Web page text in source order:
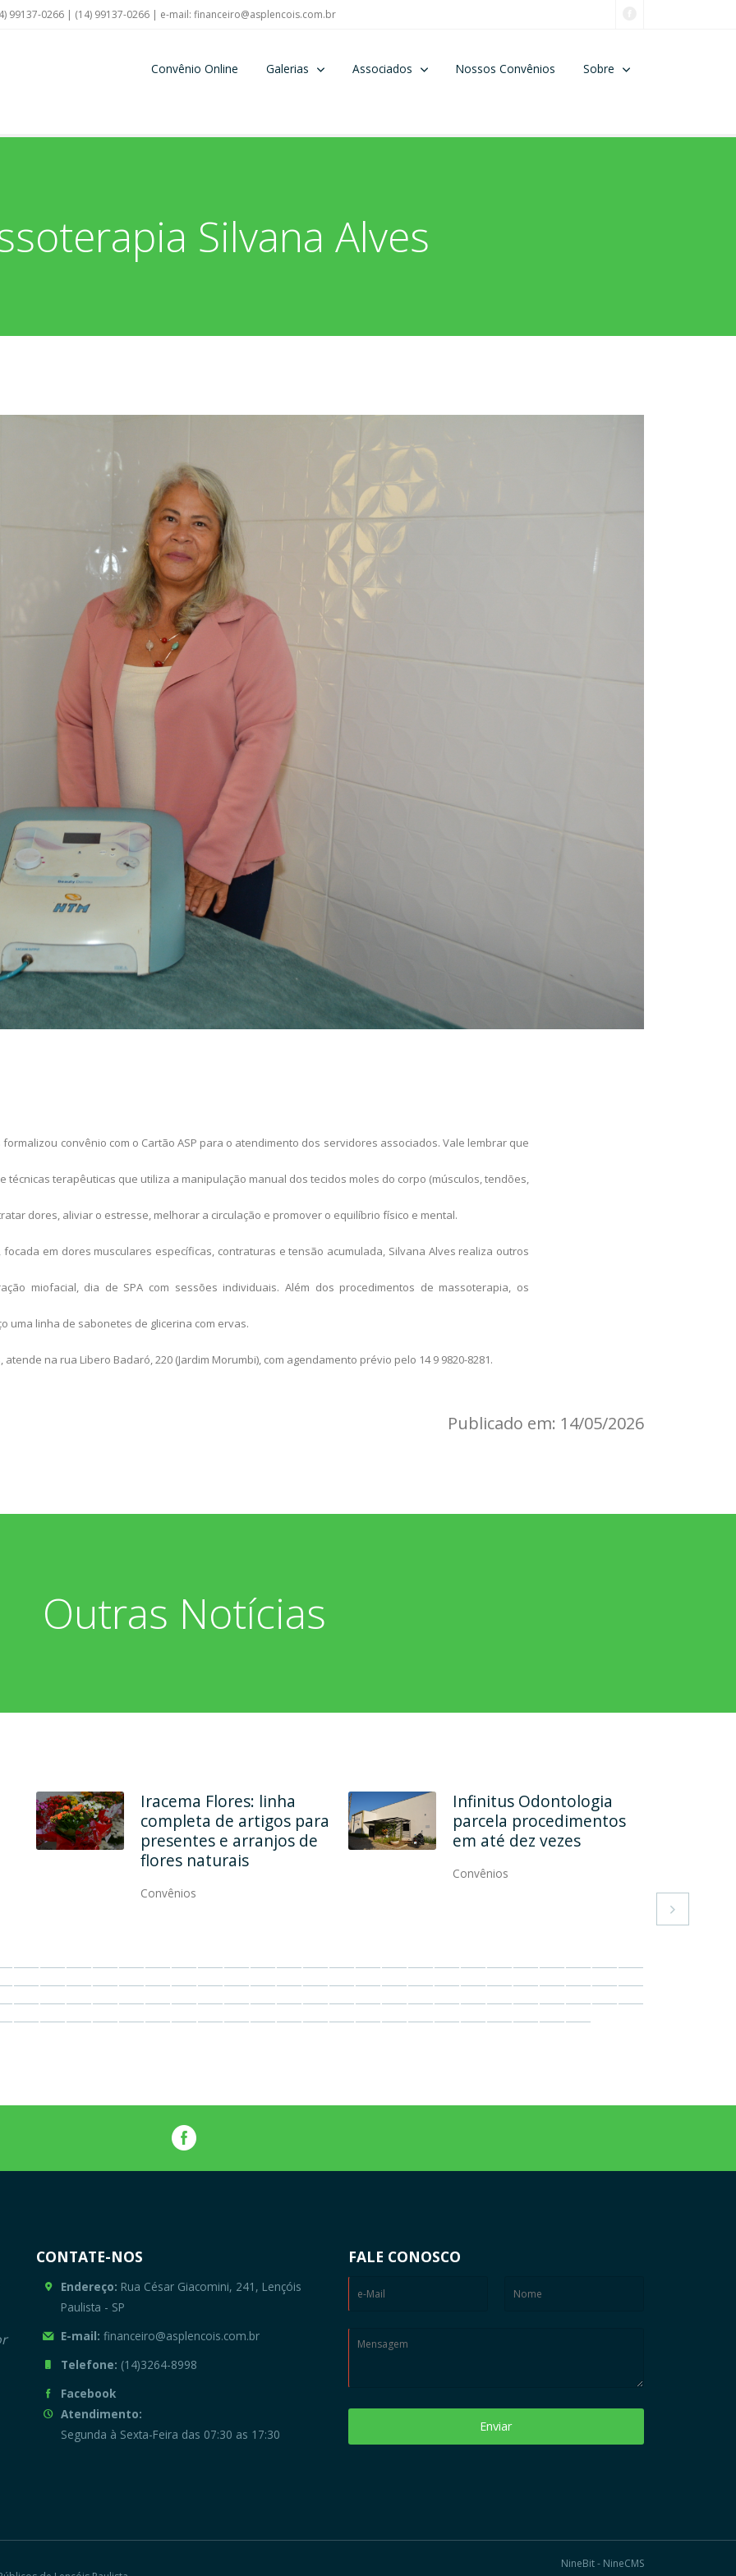
99137-0266 | (14) 99137-0266 | e-mail: financeiro@asplencois.com.br
Convênio Online Galerias Associados Nossos Convênios Sobre
Silvana Alves
convênio com o Cartão ASP para o atendimento dos servidores associados. Vale lembrar que
técnicas terapêuticas que utiliza a manipulação manual dos tecidos moles do corpo (músculos, tendões,
dores, aliviar o estresse, melhorar a circulação e promover o equilíbrio físico e mental.
focada em dores musculares específicas, contraturas e tensão acumulada, Silvana Alves realiza outros
miofacial, dia de SPA com sessões individuais. Além dos procedimentos de massoterapia, os
uma linha de sabonetes de glicerina com ervas.
na rua Libero Badaró, 220 (Jardim Morumbi), com agendamento prévio pelo 14 9 9820-8281.
Publicado em: 14/05/2026
Outras Notícias
Em dois endereços, Ana
Maria Modas une
qualidade, elegância e
modernidade
Convênios
Rehab Odontologia
Especializada formaliza
convênio
Convênios

CONTATE-NOS
Endereço: Rua César Giacomini, 241, Lençóis
Paulista - SP
E-mail: financeiro@asplencois.com.br
Telefone: (14)3264-8998
Facebook
Atendimento:
Segunda à Sexta-Feira das 07:30 as 17:30
FALE CONOSCO
Enviar
NineBit - NineCMS